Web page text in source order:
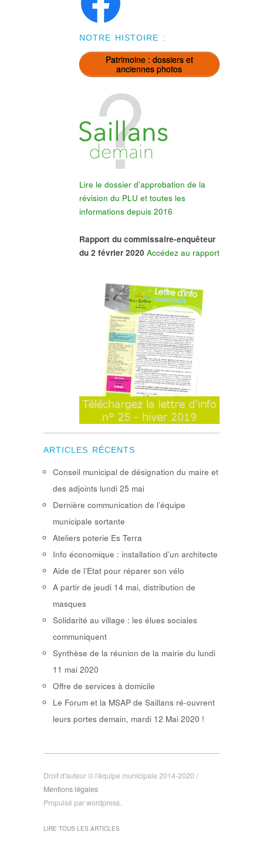
NOTRE HISTOIRE :
Patrimoine : dossiers et
anciennes photos
Lire le dossier d'approbation de la
révision du PLU et toutes les
informations depuis 2016
Rapport du commissaire-enquêteur
du 2 février 2020 Accédez au rapport
ARTICLES RÉCENTS
Conseil municipal de désignation du maire et
des adjoints lundi 25 mai
Dernière communication de l’équipe
municipale sortante
Ateliers poterie Es Terra
Info économique : installation d’un architecte
Aide de l’Etat pour réparer son vélo
A partir de jeudi 14 mai, distribution de
masques
Solidarité au village : les élues sociales
communiquent
Synthèse de la réunion de la mairie du lundi
11 mai 2020
Offre de services à domicile
Le Forum et la MSAP de Saillans ré-ouvrent
leurs portes demain, mardi 12 Mai 2020 !
Droit d'auteur © l'équipe municipale 2014-2020 /
Mentions légales
Propulsé par wordpress.
LIRE TOUS LES ARTICLES